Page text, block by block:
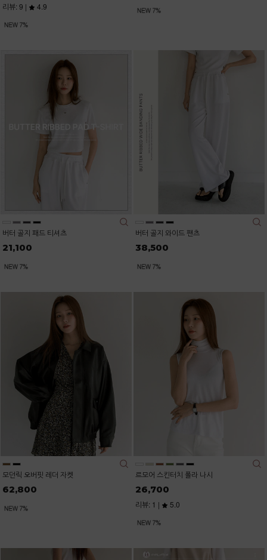
리뷰: 9 | 4.9
버터 골지 패드 티셔츠
21,100
버터 골지 와이드 팬츠
38,500
모던릭 오버핏 레더 자켓
62,800
르모어 스킨터치 폴라 나시
26,700
리뷰: 1 | 5.0